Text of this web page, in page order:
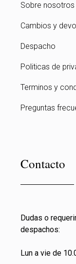
Sobre nosotros
Cambios y
Despacho
Politicas de
Terminos y
Preguntas
Contacto
Dudas o
despachos:
Lun a vie de